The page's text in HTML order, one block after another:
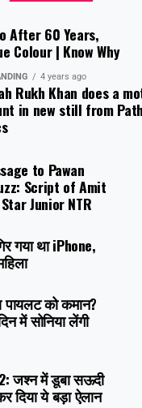
After 60 Years,
Colour | Know Why
4 years ago
Rukh Khan does a
in new still from
to Pawan
Script of Amit
Junior NTR
गया था iPhone,
पायलट को कमान?
में सोनिया लेंगी
जश्न में डूबा सऊदी
दिया ये बड़ा ऐलान